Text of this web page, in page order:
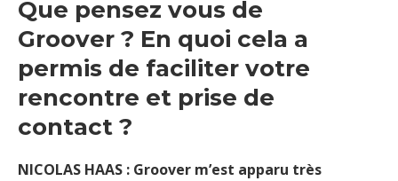
Que pensez vous de
Groover ? En quoi cela a
permis de faciliter votre
rencontre et prise de
contact ?
NICOLAS HAAS : Groover m’est apparu très